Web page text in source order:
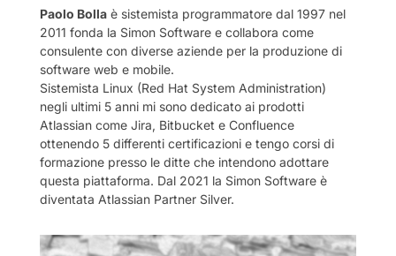
Paolo Bollaè sistemista programmatore dal 1997 nel
2011 fonda la Simon Software e collabora come
consulente con diverse aziende per la produzione di
software web e mobile.
Sistemista Linux (Red Hat System Administration)
negli ultimi 5 anni mi sono dedicato ai prodotti
Atlassian come Jira, Bitbucket e Confluence
ottenendo 5 differenti certificazioni e tengo corsi di
formazione presso le ditte che intendono adottare
questa piattaforma. Dal 2021 la Simon Software è
diventata Atlassian Partner Silver.